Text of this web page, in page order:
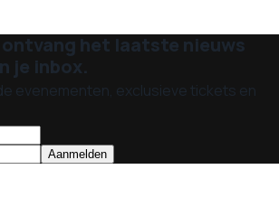
ontvang het laatste nieuws
je inbox.
evenementen, exclusieve tickets en